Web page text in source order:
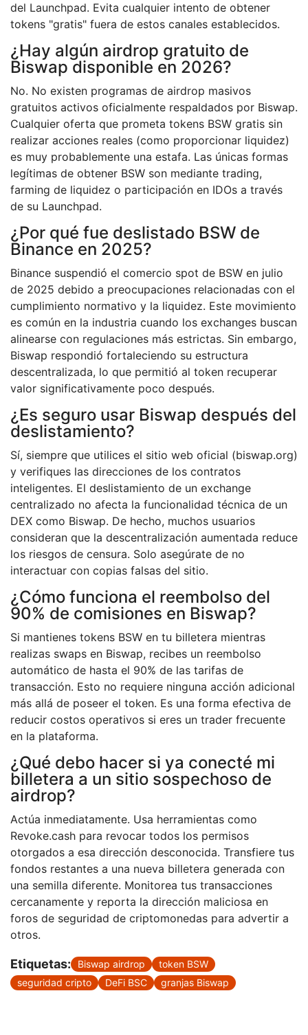
del Launchpad. Evita cualquier intento de obtener
tokens "gratis" fuera de estos canales establecidos.
¿Hay algún airdrop gratuito de
Biswap disponible en 2026?
No. No existen programas de airdrop masivos
gratuitos activos oficialmente respaldados por Biswap.
Cualquier oferta que prometa tokens BSW gratis sin
realizar acciones reales (como proporcionar liquidez)
es muy probablemente una estafa. Las únicas formas
legítimas de obtener BSW son mediante trading,
farming de liquidez o participación en IDOs a través
de su Launchpad.
¿Por qué fue deslistado BSW de
Binance en 2025?
Binance suspendió el comercio spot de BSW en julio
de 2025 debido a preocupaciones relacionadas con el
cumplimiento normativo y la liquidez. Este movimiento
es común en la industria cuando los exchanges buscan
alinearse con regulaciones más estrictas. Sin embargo,
Biswap respondió fortaleciendo su estructura
descentralizada, lo que permitió al token recuperar
valor significativamente poco después.
¿Es seguro usar Biswap después del
deslistamiento?
Sí, siempre que utilices el sitio web oficial (biswap.org)
y verifiques las direcciones de los contratos
inteligentes. El deslistamiento de un exchange
centralizado no afecta la funcionalidad técnica de un
DEX como Biswap. De hecho, muchos usuarios
consideran que la descentralización aumentada reduce
los riesgos de censura. Solo asegúrate de no
interactuar con copias falsas del sitio.
¿Cómo funciona el reembolso del
90% de comisiones en Biswap?
Si mantienes tokens BSW en tu billetera mientras
realizas swaps en Biswap, recibes un reembolso
automático de hasta el 90% de las tarifas de
transacción. Esto no requiere ninguna acción adicional
más allá de poseer el token. Es una forma efectiva de
reducir costos operativos si eres un trader frecuente
en la plataforma.
¿Qué debo hacer si ya conecté mi
billetera a un sitio sospechoso de
airdrop?
Actúa inmediatamente. Usa herramientas como
Revoke.cash para revocar todos los permisos
otorgados a esa dirección desconocida. Transfiere tus
fondos restantes a una nueva billetera generada con
una semilla diferente. Monitorea tus transacciones
cercanamente y reporta la dirección maliciosa en
foros de seguridad de criptomonedas para advertir a
otros.
Etiquetas: Biswap airdrop
token BSW
seguridad cripto
DeFi BSC granjas Biswap